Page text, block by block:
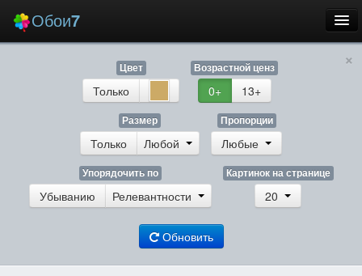
Обои7
Заставки
×
Цвет
Только
Возрастной ценз
0+ 13+
Размер
Только Любой
Пропорции
Любые
Упорядочить по
Убыванию Релевантности
Картинок на странице
20
Обновить